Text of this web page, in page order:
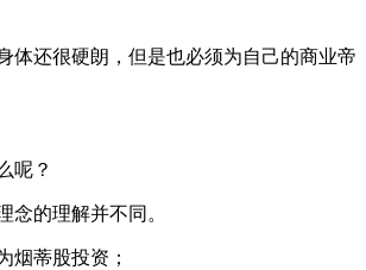
体还很硬朗，但是也必须为自己的商业帝
呢？
念的理解并不同。
烟蒂股投资；